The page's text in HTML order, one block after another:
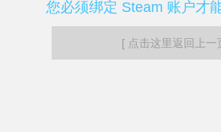
您必须绑定 Steam 账户才
[ 点击这里返回上一